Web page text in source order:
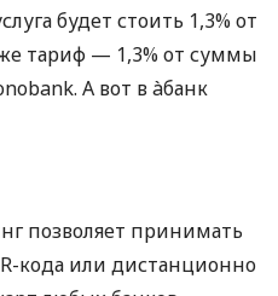
будет стоить 1,3% от
тариф — 1,3% от суммы
А вот в àбанк
позволяет принимать
кода или дистанционно